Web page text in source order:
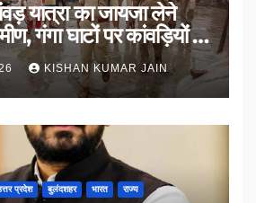
यात्रा का जायजा लेने
गंगा घाटों पर कांवड़ियों से
KISHAN KUMAR JAIN
प्रदेश बुलंदशहर भारत राज्य